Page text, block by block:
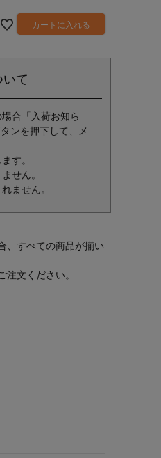
カートに入れる
いて
合「入荷お知ら
ンを押下して、メ
す。
せん。
ません。
、すべての商品が揃い
文ください。